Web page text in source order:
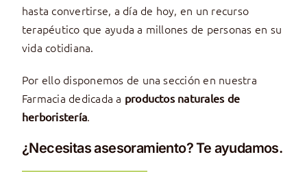
hasta convertirse, a día de hoy, en un recurso
terapéutico que ayuda a millones de personas en su
vida cotidiana.
Por ello disponemos de una sección en nuestra
Farmacia dedicada a productos naturales de
herboristería.
¿Necesitas asesoramiento? Te ayudamos.